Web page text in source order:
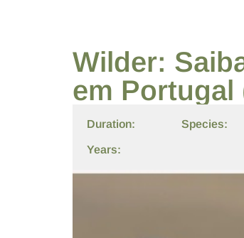
Wilder:
em Portugal
Duration:
Years:
Species: